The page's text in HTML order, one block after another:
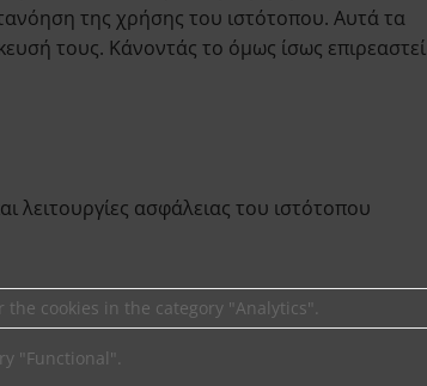
της χρήσης του ιστότοπου. Αυτά τα
τους. Κάνοντάς το όμως ίσως επιρεαστεί
λειτουργίες ασφάλειας του ιστότοπου
the cookies in the category "Analytics".
"Functional".